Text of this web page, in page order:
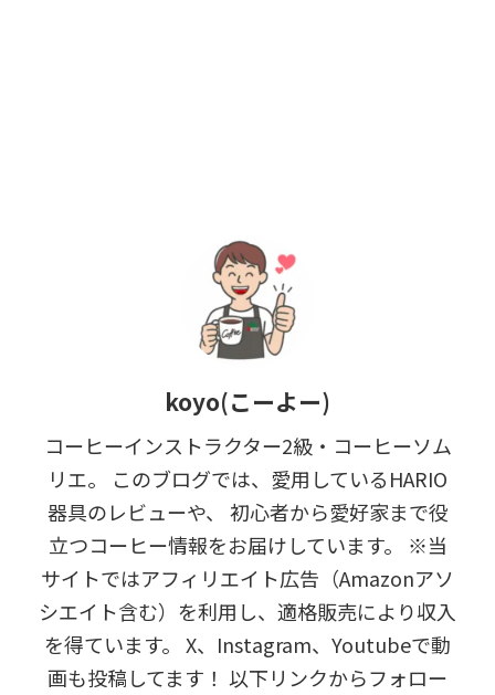
koyo(こーよー)
コーヒーインストラクター2級・コーヒーソム
リエ。 このブログでは、愛用しているHARIO
器具のレビューや、 初心者から愛好家まで役
立つコーヒー情報をお届けしています。 ※当
サイトではアフィリエイト広告（Amazonアソ
シエイト含む）を利用し、適格販売により収入
を得ています。 X、Instagram、Youtubeで動
画も投稿してます！ 以下リンクからフォロー